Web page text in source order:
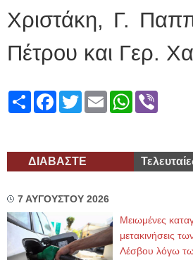
Χριστάκη, Γ.
Πέτρου και Γερ.
ShareFacebook
TwitterEmailWhatsApp
ΔΙΑΒΑΣΤΕ
7 ΑΥΓΟΥΣΤΟΥ 2026
Μειωμένες
μετακινήσεις
Λέσβου λόγω